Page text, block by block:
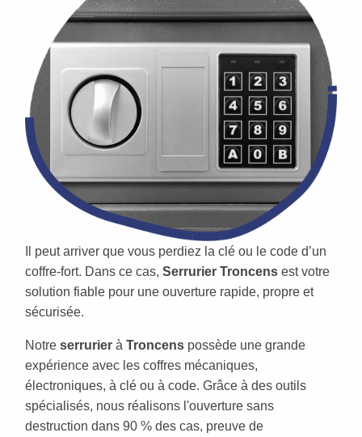
Il peut arriver que vous perdiez la clé ou le code d’un
coffre-fort. Dans ce cas, Serrurier Troncens est votre
solution fiable pour une ouverture rapide, propre et
sécurisée.
Notre serrurier à Troncens possède une grande
expérience avec les coffres mécaniques,
électroniques, à clé ou à code. Grâce à des outils
spécialisés, nous réalisons l'ouverture sans
destruction dans 90 % des cas, preuve de